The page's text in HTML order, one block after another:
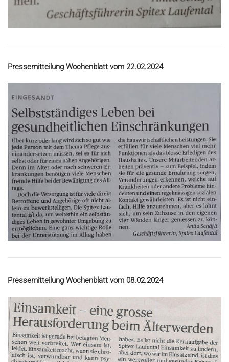
Pressemitteilung Wochenblatt vom 22.02.2024
Pressemitteilung Wochenblatt vom 08.02.2024